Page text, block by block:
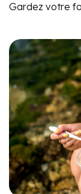
Gardez votre